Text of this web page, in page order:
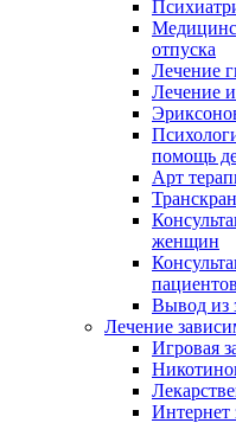
отпуска
Лечение
Лечение
помощь
Арт
женщин
пациентов
Вывод из
Лечение
Игровая
Интернет